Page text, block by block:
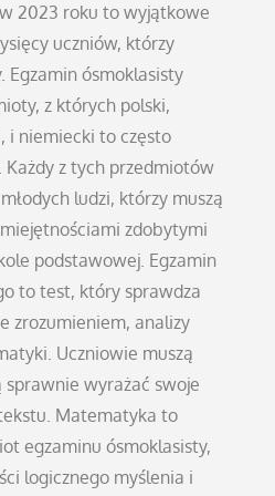
2023 roku to wyjątkowe
uczniów, którzy
Egzamin ósmoklasisty
z których polski,
i niemiecki to często
z tych przedmiotów
ludzi, którzy muszą
zdobytymi
podstawowej. Egzamin
to test, który sprawdza
zrozumieniem, analizy
Uczniowie muszą
wyrażać swoje
Matematyka to
egzaminu ósmoklasisty,
logicznego myślenia i